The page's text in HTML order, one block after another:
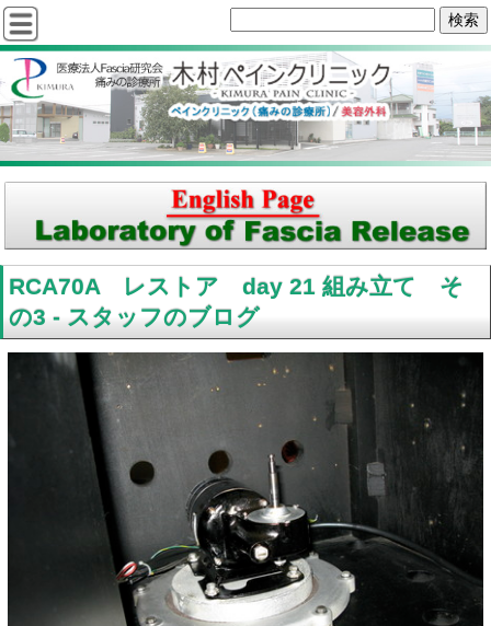
RCA70A レストア day 21 組み立て そ
の3 - スタッフのブログ